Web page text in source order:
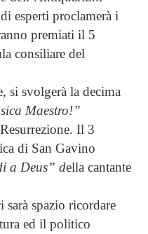
esperti proclamerà i
premiati il 5
consiliare del
si svolgerà la decima
Maestro!”
Il 3
di San Gavino
a Deus” della cantante
spazio ricordare
ed il politico